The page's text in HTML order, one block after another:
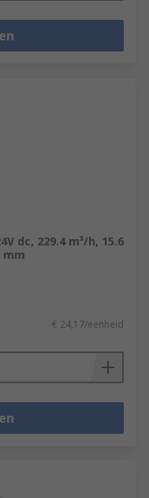
dc, 229.4 m³/h, 15.6
mm
€ 24,17/eenheid